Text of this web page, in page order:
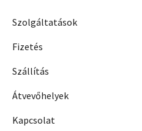
Szolgáltatások
Fizetés
Szállítás
Átvevőhelyek
Kapcsolat